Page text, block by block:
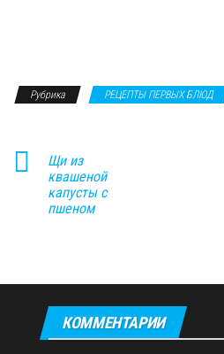
Рубрика РЕЦЕПТЫ ПЕРВЫХ БЛЮД
Щи из
квашеной
капусты с
пшеном
КОММЕНТАРИИ